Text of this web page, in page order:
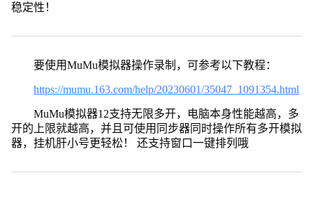
稳定性！
要使用MuMu模拟器操作录制，可参考以下教程：
https://mumu.163.com/help/20230601/35047_1091354.html
MuMu模拟器12支持无限多开，电脑本身性能越高，多
开的上限就越高，并且可使用同步器同时操作所有多开模拟
器，挂机肝小号更轻松！ 还支持窗口一键排列哦